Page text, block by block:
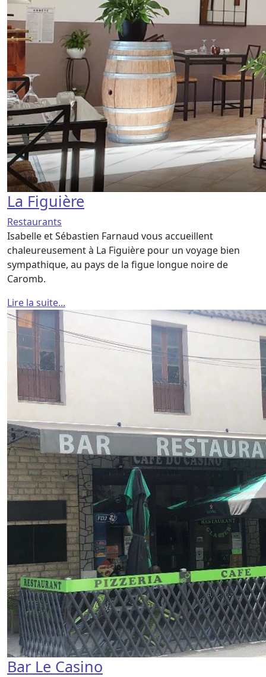
La Figuière
Restaurants
Isabelle et Sébastien Farnaud vous accueillent
chaleureusement à La Figuière pour un voyage bien
sympathique, au pays de la figue longue noire de
Caromb.
Lire la suite...
Bar Le Casino